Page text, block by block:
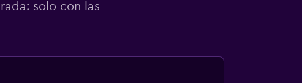
solo con las